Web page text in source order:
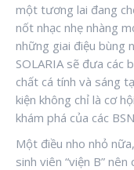
một tương lai đang
nốt nhạc nhẹ nhàng
những giai điệu bùng
SOLARIA sẽ đưa các
chất cá tính và sáng
kiện không chỉ là cơ
khám phá của các
Một điều nho nhỏ
sinh viên “viện B”